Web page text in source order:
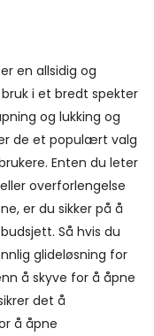
en allsidig og
i et bredt spekter
og lukking og
de et populært valg
Enten du leter
overforlengelse
er du sikker på å
Så hvis du
glideløsning for
å skyve for å åpne
det å
å åpne